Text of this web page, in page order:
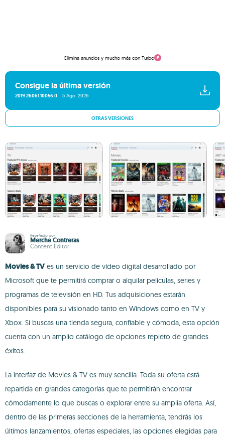
Elimina anuncios y mucho más con Turbo
Consigue la última versión
2019.26061.10056.0 5 Ago. 2026
OTRAS VERSIONES
Reseñado por
Merche Contreras
Content Editor
Movies & TV es un servicio de vídeo digital desarrollado por
Microsoft que te permitirá comprar o alquilar películas, series y
programas de televisión en HD. Tus adquisiciones estarán
disponibles para su visionado tanto en Windows como en TV y
Xbox. Si buscas una tienda segura, confiable y cómoda, esta opción
cuenta con un amplio catálogo de opciones repleto de grandes
éxitos.
La interfaz de Movies & TV es muy sencilla. Toda su oferta está
repartida en grandes categorías que te permitirán encontrar
cómodamente lo que buscas o explorar entre su amplia oferta. Así,
dentro de las primeras secciones de la herramienta, tendrás los
últimos lanzamientos, ofertas especiales, las opciones elegidas para